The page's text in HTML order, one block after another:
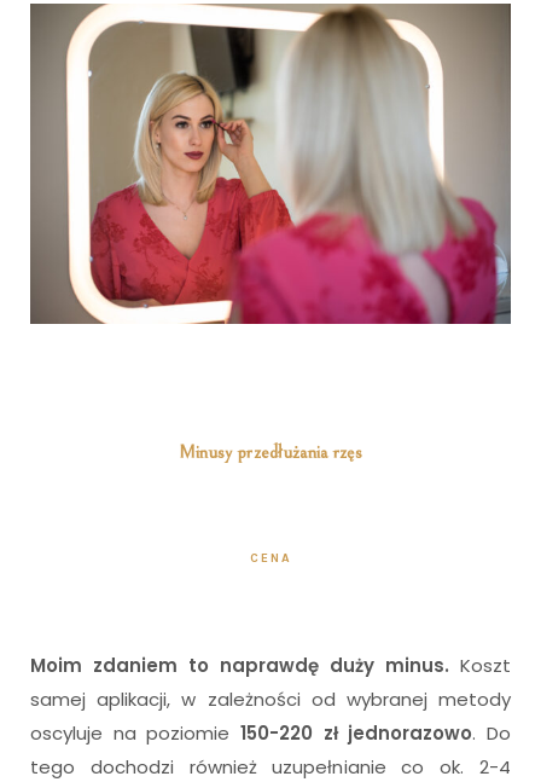
Minusy przedłużania rzęs
CENA
Moim zdaniem to naprawdę duży minus. Koszt
samej aplikacji, w zależności od wybranej metody
oscyluje na poziomie 150-220 zł jednorazowo. Do
tego dochodzi również uzupełnianie co ok. 2-4